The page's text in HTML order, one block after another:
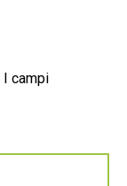
I campi